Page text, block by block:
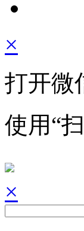
×
打开微
使用“
×